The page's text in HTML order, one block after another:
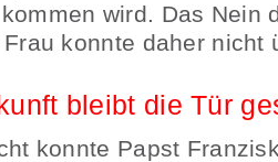
wird. Das Nein
konnte daher nicht
bleibt die Tür
konnte Papst